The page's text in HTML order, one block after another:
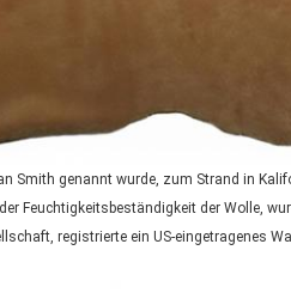
Smith genannt wurde, zum Strand in
Feuchtigkeitsbeständigkeit der Wolle,
registrierte ein US-eingetragenes